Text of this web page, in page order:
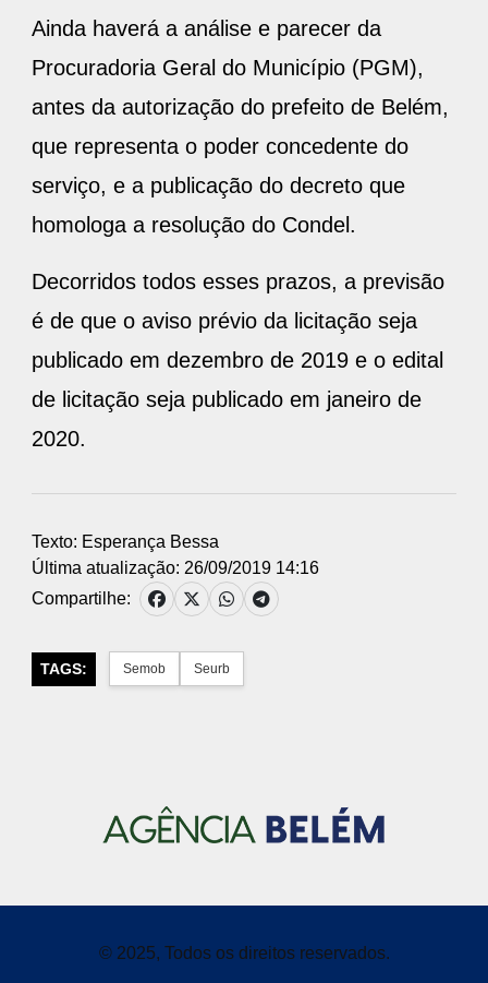
Ainda haverá a análise e parecer da
Procuradoria Geral do Município (PGM),
antes da autorização do prefeito de Belém,
que representa o poder concedente do
serviço, e a publicação do decreto que
homologa a resolução do Condel.
Decorridos todos esses prazos, a previsão
é de que o aviso prévio da licitação seja
publicado em dezembro de 2019 e o edital
de licitação seja publicado em janeiro de
2020.
Texto: Esperança Bessa
Última atualização: 26/09/2019 14:16
Compartilhe:
TAGS: Semob Seurb
© 2025, Todos os direitos reservados.